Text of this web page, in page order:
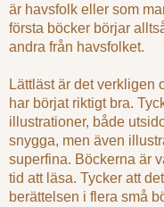
är havsfolk eller som
första böcker börjar
andra från havsfolket.
Lättläst är det verkligen
har börjat riktigt bra.
illustrationer, både
snygga, men även
superfina. Böckerna är
tid att läsa. Tycker att
berättelsen i flera små